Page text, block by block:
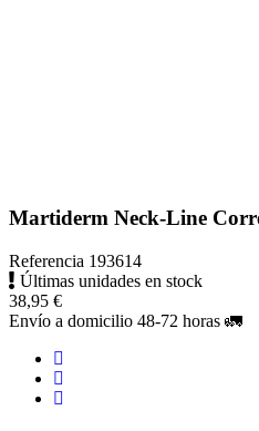
Martiderm Neck-Line
Referencia 193614
Últimas unidades en stock
38,95 €
Envío a domicilio 48-72 horas 🚛